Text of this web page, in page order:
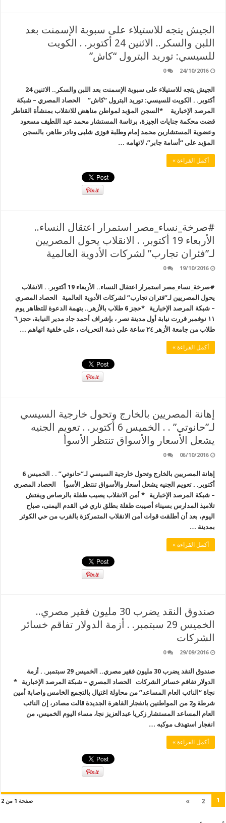
الجيش يتجه للاستيلاء على سبوبة الإسمنت بعد
اللبن والسكر.. الاثنين 24 أكتوبر. . الكويت
للسيسي: توريد البترول “كاش”
24/10/2016
0
الجيش يتجه للاستيلاء على سبوبة الإسمنت بعد اللبن والسكر.. الاثنين 24
أكتوبر. . الكويت للسيسي: توريد البترول “كاش” الحصاد المصري – شبكة
المرصد الإخبارية *السجن المؤبد لمواطن مناهض للانقلاب بمنشأة القناطر
قضت محكمة جنايات الجيزة، برئاسة المستشار محمد عبد اللطيف مسعود
وعضوية المستشارين محمد إمام وطلبة فوزى شلبى ونادر طاهر، بالسجن
المؤبد على “أسامة جابر”، لاتهامه …
أكمل القراءة »
#صرخة_نساء_مصر استمرار اعتقال النساء..
الأربعاء 19 أكتوبر. . الانقلاب يحول المصريين
لـ”فئران تجارب” لشركات الأدوية العالمية
19/10/2016
0
#صرخة_نساء_مصر استمرار اعتقال النساء.. الأربعاء 19 أكتوبر. . الانقلاب
يحول المصريين لـ”فئران تجارب” لشركات الأدوية العالمية الحصاد المصري
– شبكة المرصد الإخبارية *حجز 6 طلاب بالأزهر.. بتهمة الدعوة للتظاهر يوم
١١ نوفمبر قررت نيابة أول مدينة نصر ، بإشراف أحمد جاد مدير النيابة، حجز ٦
طلاب من جامعة الأزهر ٢٤ ساعة علي ذمة التحريات ، علي خلفية اتهاهم …
أكمل القراءة »
إهانة المصريين بالخارج وتحول خارجية السيسي
لـ”حانوتي” . . الخميس 6 أكتوبر. . تعويم الجنيه
يشعل الأسعار والأسواق تنتظر الأسوأ
06/10/2016
0
إهانة المصريين بالخارج وتحول خارجية السيسي لـ”حانوتي” . . الخميس 6
أكتوبر. . تعويم الجنيه يشعل أسعار والأسواق تنتظر الأسوأ الحصاد المصري
– شبكة المرصد الإخبارية * أمن الانقلاب يصيب طفلة بالرصاص ويفتش
تلاميذ المدارس بسيناء أصيبت طفلة بطلق ناري في القدم اليمنى، صباح
اليوم، بعد أن أطلقت قوات أمن الانقلاب المتمركزة بالقرب من حي الكوثر
بمدينة …
أكمل القراءة »
صندوق النقد يضرب 30 مليون فقير مصري..
الخميس 29 سبتمبر. . أزمة الدولار تفاقم خسائر
الشركات
29/09/2016
0
صندوق النقد يضرب 30 مليون فقير مصري.. الخميس 29 سبتمبر. . أزمة
الدولار تفاقم خسائر الشركات الحصاد المصري – شبكة المرصد الإخبارية *
نجاة “النائب العام المساعد” من محاولة اغتيال بالتجمع الخامس واصابة أمين
شرطة و2 من المواطنين بانفجار القاهرة الجديدة قالت مصادر، إن النائب
العام المساعد المستشار زكريا عبدالعزيز نجا، مساء اليوم الخميس، من
انفجار استهدف موكبه …
أكمل القراءة »
صفحة 1 من 2 1
2
»